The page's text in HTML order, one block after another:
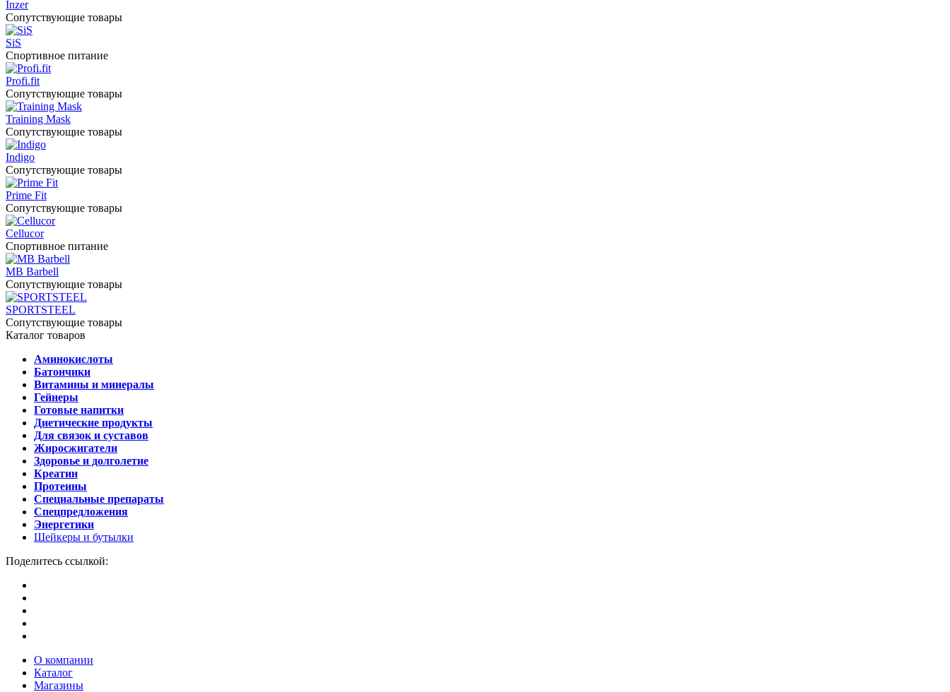
Inzer
Сопутствующие товары
SiS
Спортивное питание
Profi.fit
Сопутствующие товары
Training Mask
Сопутствующие товары
Indigo
Сопутствующие товары
Prime Fit
Сопутствующие товары
Cellucor
Спортивное питание
MB Barbell
Сопутствующие товары
SPORTSTEEL
Сопутствующие товары
Каталог товаров
Аминокислоты
Батончики
Витамины и минералы
Гейнеры
Готовые напитки
Диетические продукты
Для связок и суставов
Жиросжигатели
Здоровье и долголетие
Креатин
Протеины
Специальные препараты
Спецпредложения
Энергетики
Шейкеры и бутылки
Поделитесь ссылкой:
О компании
Каталог
Магазины